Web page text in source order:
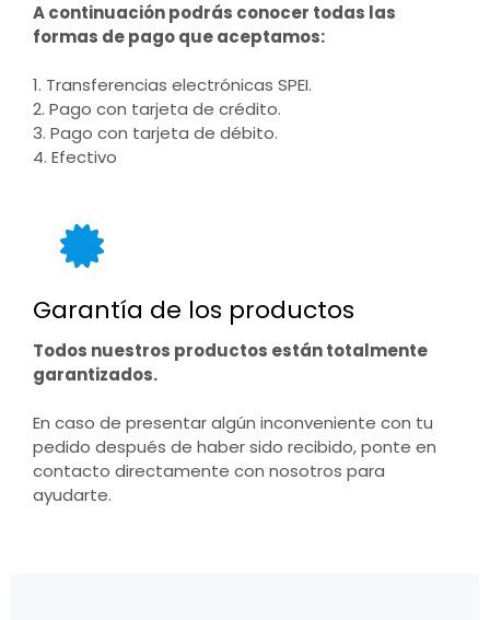
A continuación podrás conocer todas las
formas de pago que aceptamos:
1. Transferencias electrónicas SPEI.
2. Pago con tarjeta de crédito.
3. Pago con tarjeta de débito.
4. Efectivo
Garantía de los productos
Todos nuestros productos están totalmente
garantizados.
En caso de presentar algún inconveniente con tu
pedido después de haber sido recibido, ponte en
contacto directamente con nosotros para
ayudarte.